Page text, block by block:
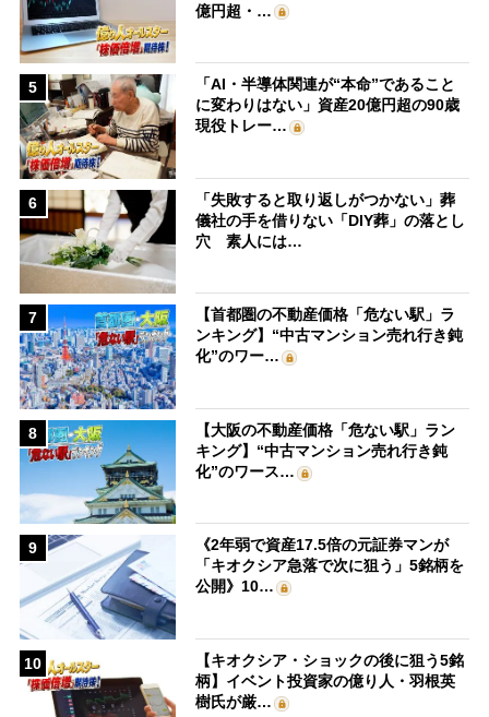
億円超・…
5
「AI・半導体関連が“本命”であること
に変わりはない」資産20億円超の90歳
現役トレー…
6
「失敗すると取り返しがつかない」葬
儀社の手を借りない「DIY葬」の落とし
穴 素人には…
7
【首都圏の不動産価格「危ない駅」ラ
ンキング】“中古マンション売れ行き鈍
化”のワー…
8
【大阪の不動産価格「危ない駅」ラン
キング】“中古マンション売れ行き鈍
化”のワース…
9
《2年弱で資産17.5倍の元証券マンが
「キオクシア急落で次に狙う」5銘柄を
公開》10…
10
【キオクシア・ショックの後に狙う5銘
柄】イベント投資家の億り人・羽根英
樹氏が厳…